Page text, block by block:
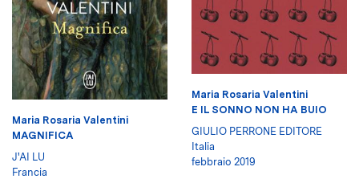
Maria Rosaria Valentini
MAGNIFICA
J'AI LU
Francia
Maria Rosaria Valentini
E IL SONNO NON HA BUIO
GIULIO PERRONE EDITORE
Italia
febbraio 2019